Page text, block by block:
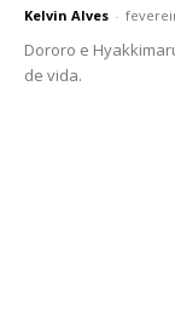
Kelvin Alves -
Dororo e
de vida.